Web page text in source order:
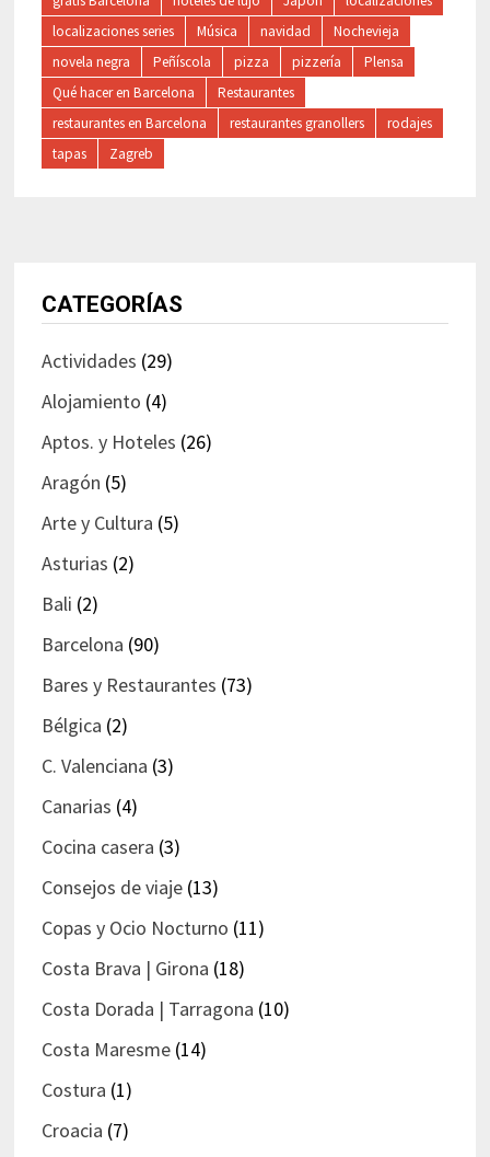
localizaciones series
Música navidad
Nochevieja
novela negra
Peñíscola pizza pizzería
Plensa
Qué hacer en Barcelona
Restaurantes
restaurantes en Barcelona
restaurantes granollers
rodajes
tapas
Zagreb
CATEGORÍAS
Actividades (29)
Alojamiento (4)
Aptos. y Hoteles (26)
Aragón (5)
Arte y Cultura (5)
Asturias (2)
Bali (2)
Barcelona (90)
Bares y Restaurantes (73)
Bélgica (2)
C. Valenciana (3)
Canarias (4)
Cocina casera (3)
Consejos de viaje(13)
Copas y Ocio Nocturno (11)
Costa Brava | Girona (18)
Costa Dorada | Tarragona (10)
Costa Maresme(14)
Costura (1)
Croacia (7)